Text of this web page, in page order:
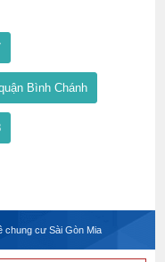
Bình Chánh
chung cư Sài Gòn Mia